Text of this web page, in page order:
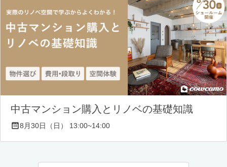
中古マンション購入とリノベの基礎知識
8月30日（日） 13:00~14:00